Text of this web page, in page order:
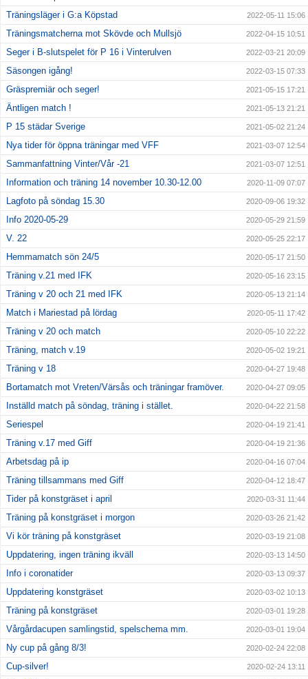
Träningsläger i G:a Köpstad 2022-05-11 15:06
Träningsmatcherna mot Skövde och Mullsjö 2022-04-15 10:51
Seger i B-slutspelet för P 16 i Vinterulven 2022-03-21 20:09
Säsongen igång! 2022-03-15 07:33
Gräspremiär och seger! 2021-05-15 17:21
Äntligen match ! 2021-05-13 21:21
P 15 städar Sverige 2021-05-02 21:24
Nya tider för öppna träningar med VFF 2021-03-07 12:54
Sammanfattning Vinter/Vår -21 2021-03-07 12:51
Information och träning 14 november 10.30-12.00 2020-11-09 07:07
Lagfoto på söndag 15.30 2020-09-06 19:32
Info 2020-05-29 2020-05-29 21:59
V. 22 2020-05-25 22:17
Hemmamatch sön 24/5 2020-05-17 21:50
Träning v.21 med IFK 2020-05-16 23:15
Träning v 20 och 21 med IFK 2020-05-13 21:14
Match i Mariestad på lördag 2020-05-11 17:42
Träning v 20 och match 2020-05-10 22:22
Träning, match v.19 2020-05-02 19:21
Träning v 18 2020-04-27 19:48
Bortamatch mot Vreten/Värsås och träningar framöver. 2020-04-27 09:05
Inställd match på söndag, träning i stället. 2020-04-22 21:58
Seriespel 2020-04-19 21:41
Träning v.17 med Giff 2020-04-19 21:36
Arbetsdag på ip 2020-04-16 07:04
Träning tillsammans med Giff 2020-04-12 18:47
Tider på konstgräset i april 2020-03-31 11:44
Träning på konstgräset i morgon 2020-03-26 21:42
Vi kör träning på konstgräset 2020-03-19 21:08
Uppdatering, ingen träning ikväll 2020-03-13 14:50
Info i coronatider 2020-03-13 09:37
Uppdatering konstgräset 2020-03-02 10:13
Träning på konstgräset 2020-03-01 19:28
Vårgårdacupen samlingstid, spelschema mm. 2020-03-01 19:04
Ny cup på gång 8/3! 2020-02-24 22:08
Cup-silver! 2020-02-24 13:11